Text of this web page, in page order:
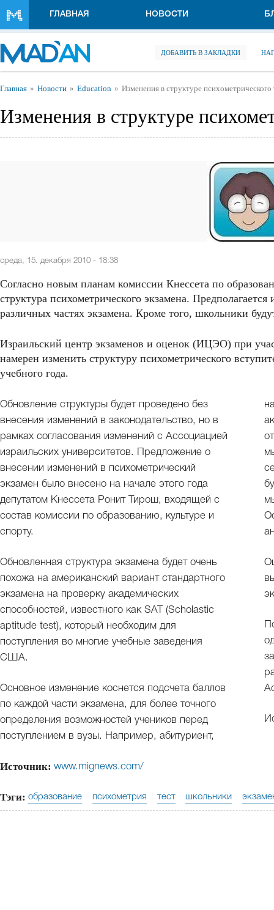
ГЛАВНАЯ НОВОСТИ
ДОБАВИТЬ В ЗАКЛАДКИ
Вы здесь
Главная Новости Education Изменения в структуре психометрического
Изменения в структуре
среда, 15. декабря 2010 - 18:38
Согласно новым планам комиссии Кнессета по
структура психометрического экзамена.
различных частях экзамена. Кроме того, школьники
Израильский центр экзаменов и оценок (ИЦЭО) при
намерен изменить структуру психометрического
учебного года.
Обновление структуры будет проведено без
внесения изменений в законодательство, но в
рамках согласования изменений с Ассоциацией
израильских университетов. Предложение о
внесении изменений в психометрический
экзамен было внесено на начале этого года
депутатом Кнессета Ронит Тирош, входящей с
состав комиссии по образованию, культуре и
спорту.
Обновленная структура экзамена будет очень
похожа на американский вариант стандартного
экзамена на проверку академических
способностей, известного как SAT (Scholastic
aptitude test), который необходим для
поступления во многие учебные заведения
США.
Основное изменение коснется подсчета баллов
по каждой части экзамена, для более точного
определения возможностей учеников перед
поступлением в вузы. Например, абитуриент,
Источник: www.mignews.com/
Тэги: образование психометрия тест школьники